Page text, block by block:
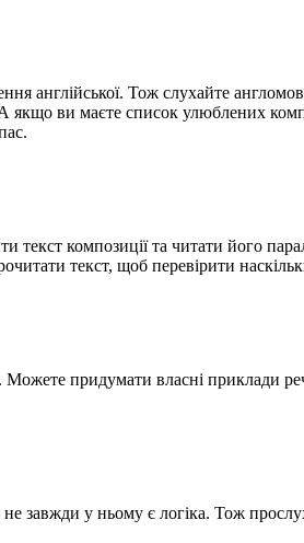
англійської. Тож слухайте
ви маєте список улюблених
текст композиції та читати його
текст, щоб перевірити
придумати власні приклади
завжди у ньому є логіка. Тож